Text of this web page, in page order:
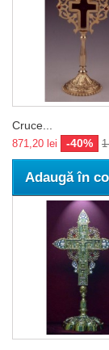
Cruce...
871,20 lei -40%
Adaugă în